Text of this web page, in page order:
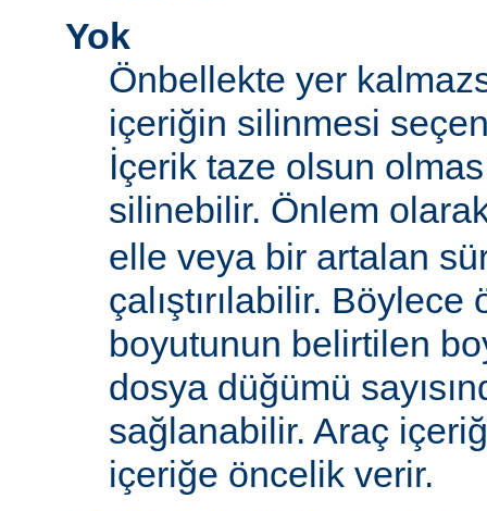
Yok
Önbellekte yer
içeriğin silinmesi
İçerik taze olsun
silinebilir. Önlem
elle veya bir artalan
çalıştırılabilir.
boyutunun belirtilen
dosya düğümü
sağlanabilir. Araç
içeriğe öncelik verir.